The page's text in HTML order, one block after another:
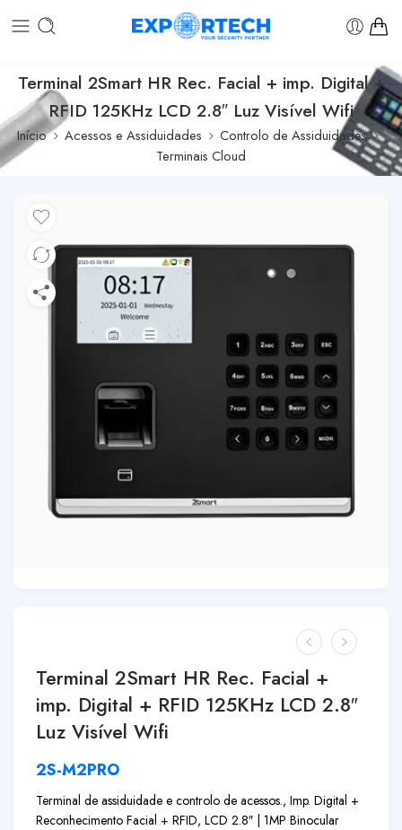
Terminal 2Smart HR Rec. Facial + imp. Digital +
RFID 125KHz LCD 2.8″ Luz Visível Wifi
Início Acessos e Assiduidades
Controlo de Assiduidades
Terminais Cloud
Terminal 2Smart HR Rec. Facial +
imp. Digital + RFID 125KHz LCD 2.8″
Luz Visível Wifi
2S-M2PRO
Terminal de assiduidade e controlo de acessos., Imp. Digital +
Reconhecimento Facial + RFID, LCD 2.8″ | 1MP Binocular